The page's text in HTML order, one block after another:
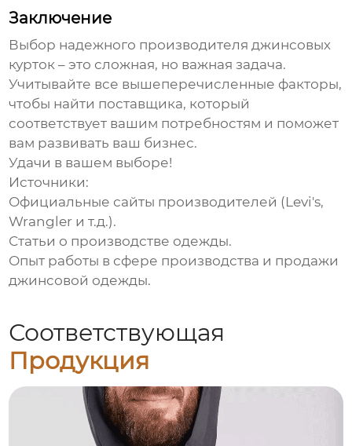
Заключение
Выбор надежного производителяджинсовых
курток – это сложная, но важная задача.
Учитывайте все вышеперечисленные факторы,
чтобы найти поставщика, который
соответствует вашим потребностям и поможет
вам развивать ваш бизнес.
Удачи в вашем выборе!
Источники:
Официальные сайты производителей (Levi's,
Wrangler и т.д.).
Статьи о производстве одежды.
Опыт работы в сфере производства и продажи
джинсовой одежды.
Соответствующая
Продукция